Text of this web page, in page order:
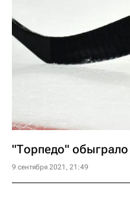
"Торпедо"
9 сентября 2021, 21:49